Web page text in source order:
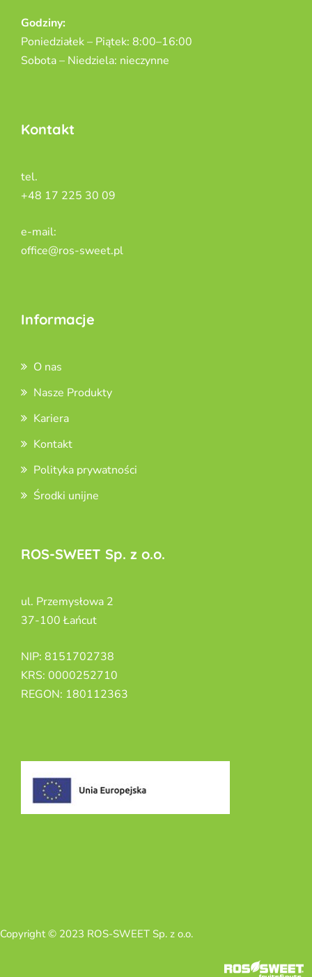
Godziny:
Poniedziałek – Piątek: 8:00–16:00
Sobota – Niedziela: nieczynne
Kontakt
tel.
+48 17 225 30 09
e-mail:
office@ros-sweet.pl
Informacje
O nas
Nasze Produkty
Kariera
Kontakt
Polityka prywatności
Środki unijne
ROS-SWEET Sp. z o.o.
ul. Przemysłowa 2
37-100 Łańcut
NIP: 8151702738
KRS: 0000252710
REGON: 180112363
Copyright © 2023 ROS-SWEET Sp. z o.o.